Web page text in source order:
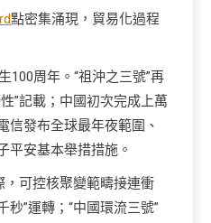
點密集涌現，貿易化過程
100周年。“祖沖之三號”再
”記載；中國初次完成上萬
信發布全球最年夜範圍、
平安基本舉措措施。
，可控核聚變範疇接連衝
秒”運轉；“中國環流三號”